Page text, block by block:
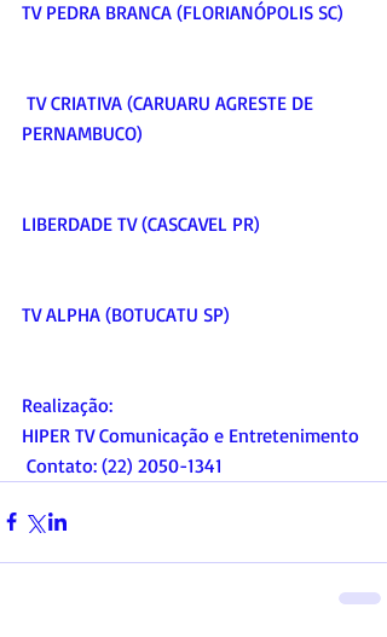
TV PEDRA BRANCA (FLORIANÓPOLIS SC)
PERNAMBUCO)
LIBERDADE TV (CASCAVEL PR)
TV ALPHA (BOTUCATU SP)
Realização:
HIPER TV Comunicação e Entretenimento
Contato: (22) 2050-1341